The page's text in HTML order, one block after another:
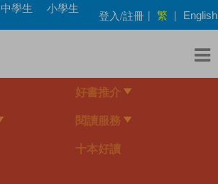
中學生
小學生
登入/註冊 | 繁 | English
好書推介
閱讀服務
十本好讀